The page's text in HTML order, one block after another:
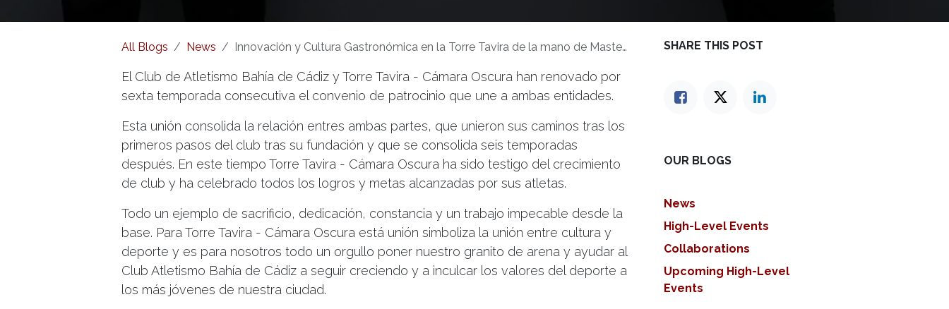
All Blogs News Innovación y Cultura Gastronómica en la Torre Tavira de la mano de Masterñam
El Club de Atletismo Bahía de Cádiz y Torre Tavira - Cámara Oscura han renovado por
sexta temporada consecutiva el convenio de patrocinio que une a ambas entidades.
Esta unión consolida la relación entres ambas partes, que unieron sus caminos tras los
primeros pasos del club tras su fundación y que se consolida seis temporadas
después. En este tiempo Torre Tavira - Cámara Oscura ha sido testigo del crecimiento
de club y ha celebrado todos los logros y metas alcanzadas por sus atletas.
Todo un ejemplo de sacrificio, dedicación, constancia y un trabajo impecable desde la
base. Para Torre Tavira - Cámara Oscura está unión simboliza la unión entre cultura y
deporte y es para nosotros todo un orgullo poner nuestro granito de arena y ayudar al
Club Atletismo Bahía de Cádiz a seguir creciendo y a inculcar los valores del deporte a
los más jóvenes de nuestra ciudad.
SHARE THIS POST
OUR BLOGS
News
High-Level Events
Collaborations
Upcoming High-Level
Events